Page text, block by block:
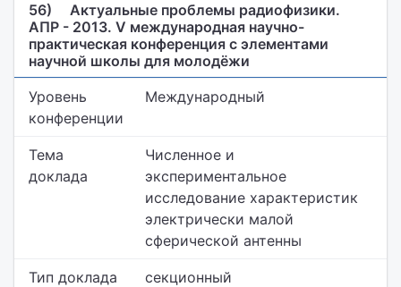
56)
Актуальные проблемы радиофизики.
АПР - 2013. V международная научно-
практическая конференция с элементами
научной школы для молодёжи
Уровень
конференции
Международный
Тема
доклада
Численное и
экспериментальное
исследование характеристик
электрически малой
сферической антенны
Тип доклада секционный